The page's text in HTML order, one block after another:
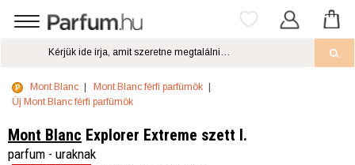
Mont Blanc
Mont Blanc férfi parfümök
Új Mont Blanc férfi parfümök
Mont Blanc Explorer Extreme szett I.
parfum - uraknak